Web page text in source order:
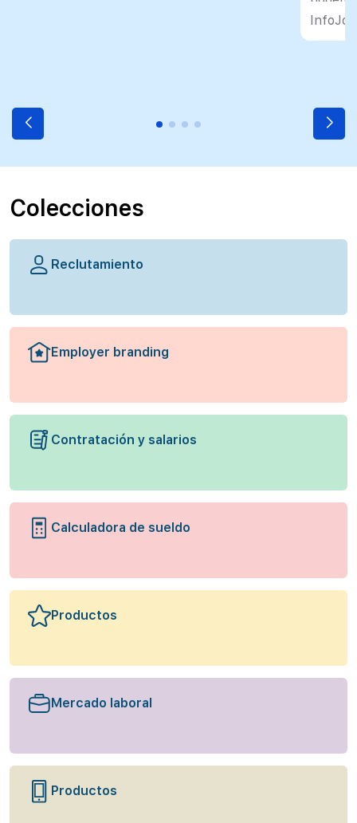
Colecciones
Reclutamiento
Employer branding
Contratación y salarios
Calculadora de sueldo
Productos
Mercado laboral
Productos